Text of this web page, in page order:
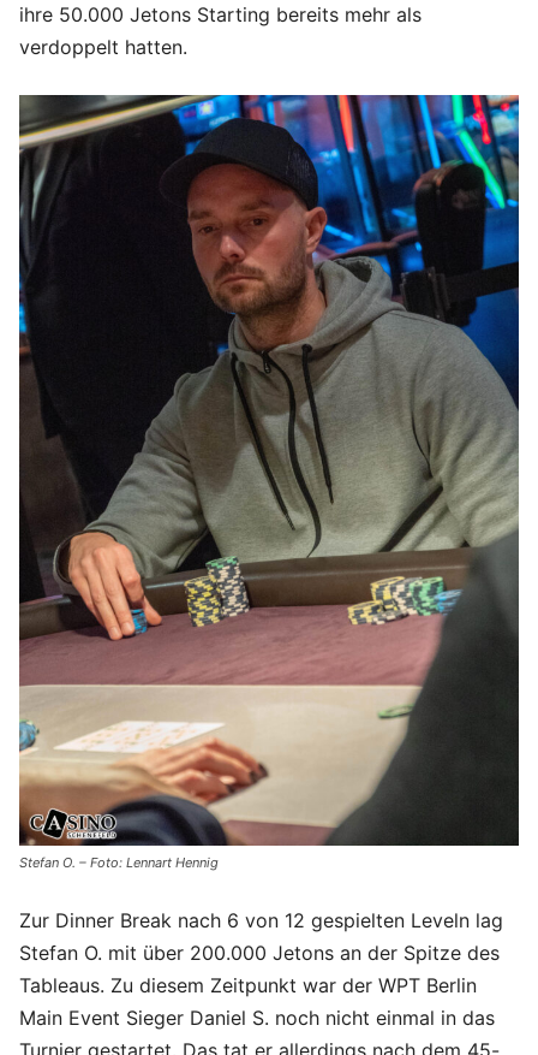
ihre 50.000 Jetons Starting bereits mehr als
verdoppelt hatten.
Stefan O. – Foto: Lennart Hennig
Zur Dinner Break nach 6 von 12 gespielten Leveln lag
Stefan O. mit über 200.000 Jetons an der Spitze des
Tableaus. Zu diesem Zeitpunkt war der WPT Berlin
Main Event Sieger Daniel S. noch nicht einmal in das
Turnier gestartet. Das tat er allerdings nach dem 45-